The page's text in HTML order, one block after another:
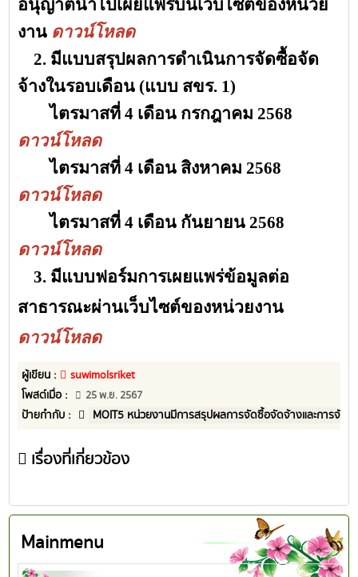
อนุญาตนำไปเผยแพร่บนเว็บไซต์ของหน่วย
งาน ดาวน์โหลด
2. มีแบบสรุปผลการดำเนินการจัดซื้อจัด
จ้างในรอบเดือน (แบบ สขร. 1)
ไตรมาสที่ 4 เดือน กรกฎาคม 2568
ดาวน์โหลด
ไตรมาสที่ 4 เดือน สิงหาคม 2568
ดาวน์โหลด
ไตรมาสที่ 4 เดือน กันยายน 2568
ดาวน์โหลด
3. มีแบบฟอร์มการเผยแพร่ข้อมูลต่อ
สาธารณะผ่านเว็บไซต์ของหน่วยงาน
ดาวน์โหลด
ผู้เขียน :
suwimolsriket
โพสต์เมื่อ :
25 พ.ย. 2567
ป้ายกำกับ : MOIT5 หน่วยงานมีการสรุปผลการจัดซื้อจัดจ้างและการจัด
เรื่องที่เกี่ยวข้อง
Mainmenu